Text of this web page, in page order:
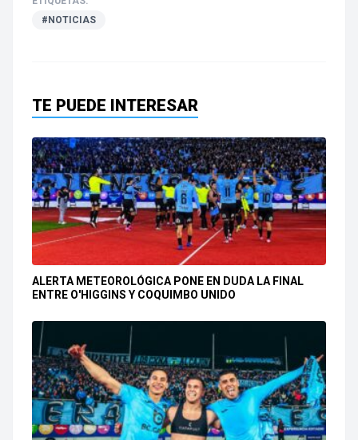
#NOTICIAS
TE PUEDE INTERESAR
ALERTA METEOROLÓGICA PONE EN DUDA LA FINAL
ENTRE O'HIGGINS Y COQUIMBO UNIDO